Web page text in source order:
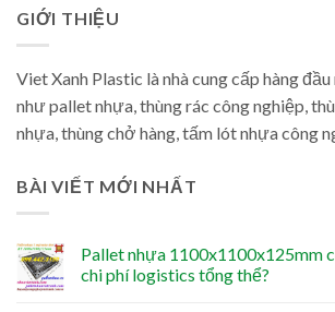
GIỚI THIỆU
Viet Xanh Plastic là nhà cung cấp hàng
như pallet nhựa, thùng rác công nghiệp,
nhựa, thùng chở hàng, tấm lót nhựa công
BÀI VIẾT MỚI NHẤT
Pallet nhựa 1100x1100x125mm
chi phí logistics tổng thể?